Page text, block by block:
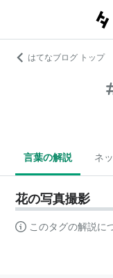
はてなブログ トップ
言葉の解説 ネ
花の写真撮影
このタグの解説に